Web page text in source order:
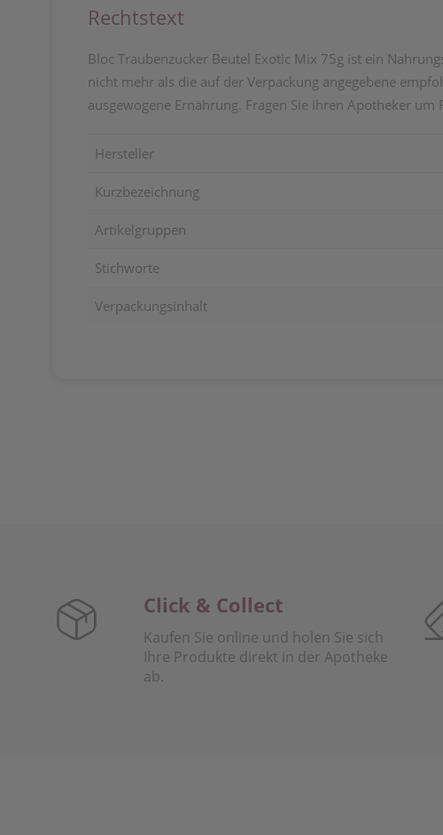
Rechtstext
Bloc Traubenzucker Beutel Exotic Mix 75g ist ein
nicht mehr als die auf der Verpackung angegebene
ausgewogene Ernährung. Fragen Sie Ihren Apotheker
Hersteller
Kurzbezeichnung
Artikelgruppen
Stichworte
Verpackungsinhalt
Click & Collect
Kaufen Sie online und holen Sie sich
Ihre Produkte direkt in der Apotheke
ab.